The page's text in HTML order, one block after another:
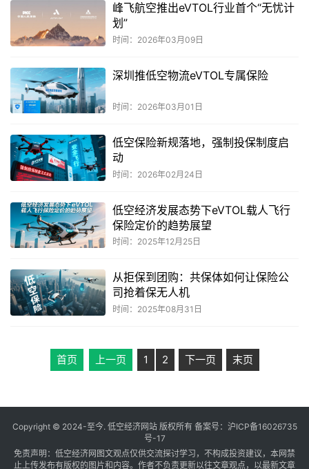
峰飞航空推出eVTOL行业首个“无忧计
划”
时间：2026年03月09日
深圳推低空物流eVTOL专属保险
时间：2026年03月01日
低空保险新规落地，强制投保制度启
动
时间：2026年02月24日
低空经济发展态势下eVTOL载人飞行
保险定价的趋势展望
时间：2025年12月25日
从拒保到团购：共保体如何让保险公
司抢着保无人机
时间：2025年08月31日
首页 上一页 1 2 下一页 末页
Copyright © 2024-至今. 低空经济网站 版权所有 备案号： 沪ICP备16026735
号-17
免责声明：低空经济网图文观点仅供交流探讨学习，不构成投资建议，本网禁
止上传发布有版权的图片和内容。作者不负责更新以往文章观点，以最新文章